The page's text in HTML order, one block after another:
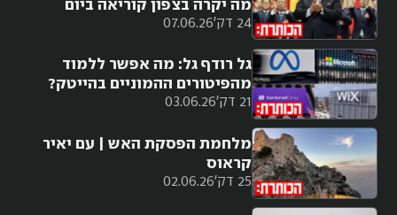
24 דק' 07.06.26
מה יקרה בצפון קוריאה ביום
שאחרי קים?
21 דק' 03.06.26
גל רודף גל: מה אפשר ללמוד
מהפיטורים ההמוניים בהייטק?
25 דק' 02.06.26
מלחמת הפסקת האש | עם יאיר
קראוס